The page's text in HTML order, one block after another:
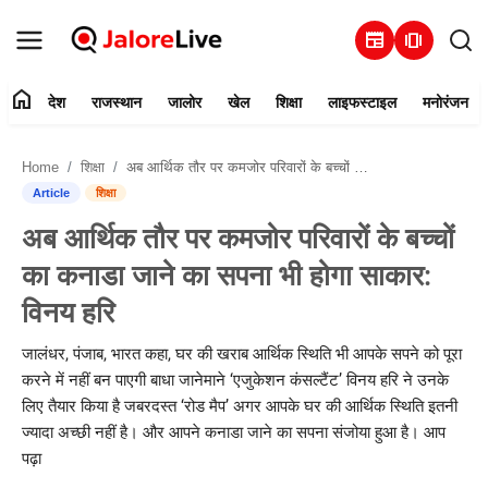
newspaper amp_stories
संपर्क करें
देश
राजस्थान
जालोर
खेल
शिक्षा
home देश राजस्थान जालोर खेल शिक्षा लाइफस्टाइल मनोरंजन
Home शिक्षा अब आर्थिक तौर पर कमजोर परिवारों के बच्चों का कनाडा जाने का सपना भी होगा साकार: विनय हरि
Article शिक्षा
अब आर्थिक तौर पर कमजोर परिवारों के बच्चों
का कनाडा जाने का सपना भी होगा साकार:
विनय हरि
जालंधर, पंजाब, भारत कहा, घर की खराब आर्थिक स्थिति भी आपके सपने को पूरा
करने में नहीं बन पाएगी बाधा जानेमाने ‘एजुकेशन कंसल्टैंट’ विनय हरि ने उनके
लिए तैयार किया है जबरदस्त ‘रोड मैप’ अगर आपके घर की आर्थिक स्थिति इतनी
ज्यादा अच्छी नहीं है। और आपने कनाडा जाने का सपना संजोया हुआ है। आप
पढ़ा